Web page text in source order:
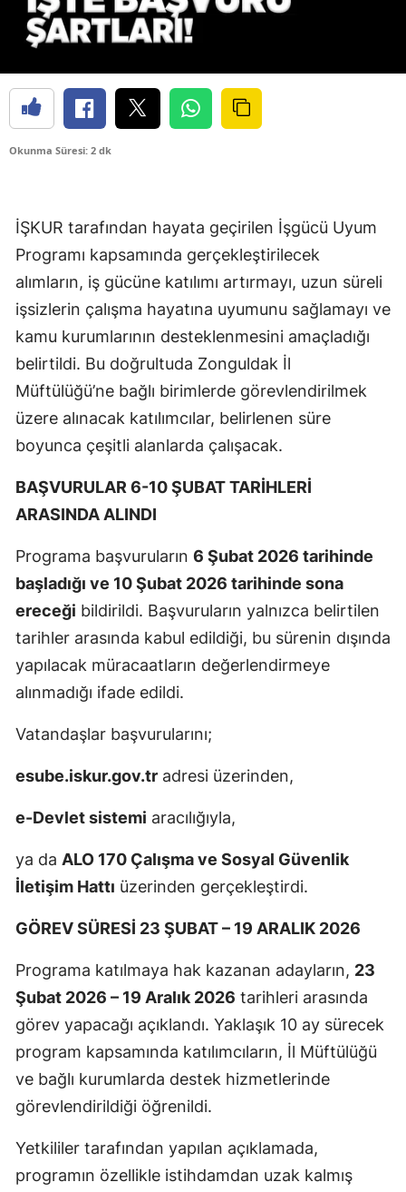
Okunma Süresi: 2 dk
İŞKUR tarafından hayata geçirilen İşgücü Uyum
Programı kapsamında gerçekleştirilecek
alımların, iş gücüne katılımı artırmayı, uzun süreli
işsizlerin çalışma hayatına uyumunu sağlamayı ve
kamu kurumlarının desteklenmesini amaçladığı
belirtildi. Bu doğrultuda Zonguldak İl
Müftülüğü’ne bağlı birimlerde görevlendirilmek
üzere alınacak katılımcılar, belirlenen süre
boyunca çeşitli alanlarda çalışacak.
BAŞVURULAR 6-10 ŞUBAT TARİHLERİ
ARASINDA ALINDI
Programa başvuruların 6 Şubat 2026 tarihinde
başladığı ve 10 Şubat 2026 tarihinde sona
ereceği bildirildi. Başvuruların yalnızca belirtilen
tarihler arasında kabul edildiği, bu sürenin dışında
yapılacak müracaatların değerlendirmeye
alınmadığı ifade edildi.
Vatandaşlar başvurularını;
esube.iskur.gov.tr adresi üzerinden,
e-Devlet sistemi aracılığıyla,
ya da ALO 170 Çalışma ve Sosyal Güvenlik
İletişim Hattı üzerinden gerçekleştirdi.
GÖREV SÜRESİ 23 ŞUBAT – 19 ARALIK 2026
Programa katılmaya hak kazanan adayların, 23
Şubat 2026 – 19 Aralık 2026 tarihleri arasında
görev yapacağı açıklandı. Yaklaşık 10 ay sürecek
program kapsamında katılımcıların, İl Müftülüğü
ve bağlı kurumlarda destek hizmetlerinde
görevlendirildiği öğrenildi.
Yetkililer tarafından yapılan açıklamada,
programın özellikle istihdamdan uzak kalmış